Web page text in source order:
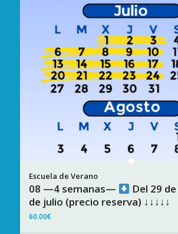
08 —4 semanas—
Del 29
de julio (precio reserva) ↓↓↓↓↓
60.00€